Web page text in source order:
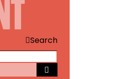
Search